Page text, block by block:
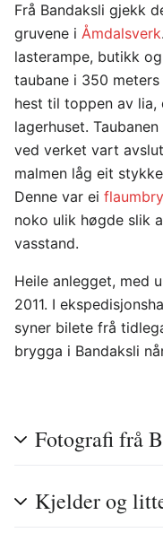
Frå Bandaksli gjekk
gruvene i Åmdalsverk
lasterampe, butikk
taubane i 350
hest til toppen av lia,
lagerhuset.
ved verket vart
malmen låg eit
Denne var ei
noko ulik høgde slik
vasstand.
Heile anlegget, med
2011. I
syner bilete frå
brygga i Bandaksli
Fotografi frå
Kjelder og